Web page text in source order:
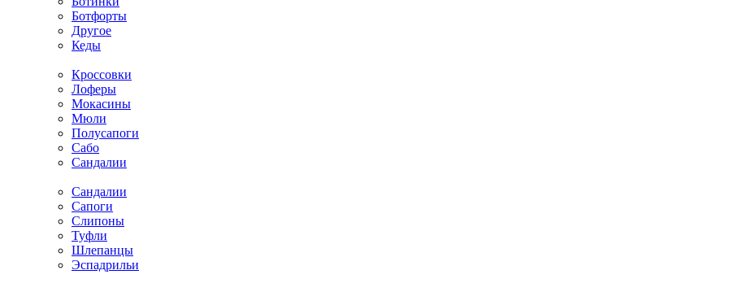
Ботфорты
Другое
Кеды
Кроссовки
Лоферы
Мокасины
Мюли
Полусапоги
Сабо
Сандалии
Сандалии
Сапоги
Слипоны
Туфли
Шлепанцы
Эспадрильи